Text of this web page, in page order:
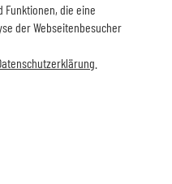
Becker things?
Funktionen, die eine
der Webseitenbesucher